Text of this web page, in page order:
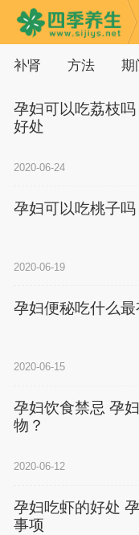
补肾 方法 期
孕妇可以吃荔枝
好处
2020-06-24
孕妇可以吃桃子吗
2020-06-19
孕妇便秘吃什么最
2020-06-15
孕妇饮食禁忌 孕
物？
2020-06-12
孕妇吃虾的好处
事项